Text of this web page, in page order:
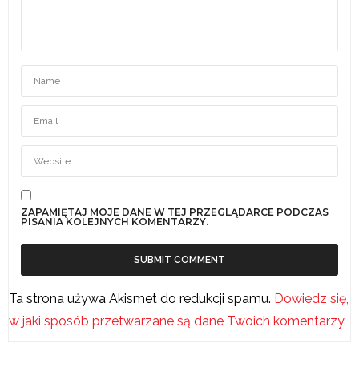
ZAPAMIĘTAJ MOJE DANE W TEJ PRZEGLĄDARCE PODCZAS
PISANIA KOLEJNYCH KOMENTARZY.
Ta strona używa Akismet do redukcji spamu. Dowiedz się,
w jaki sposób przetwarzane są dane Twoich komentarzy.